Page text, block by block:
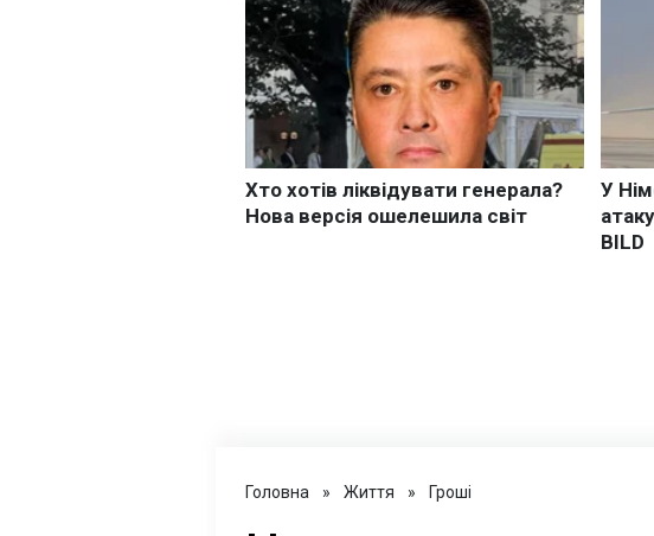
Головна » Життя » Гроші